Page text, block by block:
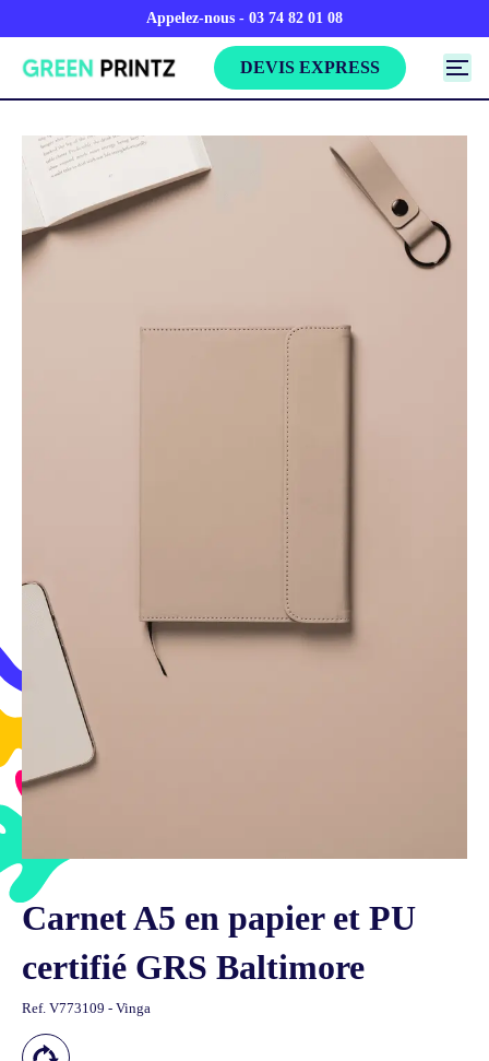
Appelez-nous - 03 74 82 01 08
DEVIS EXPRESS
Carnet A5 en papier et PU
certifié GRS Baltimore
Ref. V773109 - Vinga